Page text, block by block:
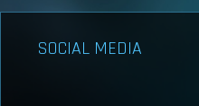
SOCIAL MEDIA